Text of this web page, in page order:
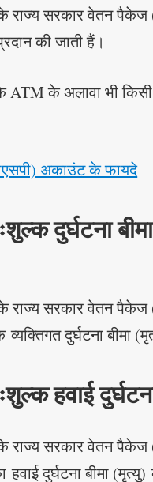
राज्य सरकार वेतन पैकेज
की जाती हैं।
ATM के अलावा भी
अकाउंट के फायदे
दुर्घटना
राज्य सरकार वेतन पैकेज
दुर्घटना बीमा
हवाई
राज्य सरकार वेतन पैकेज
दुर्घटना बीमा